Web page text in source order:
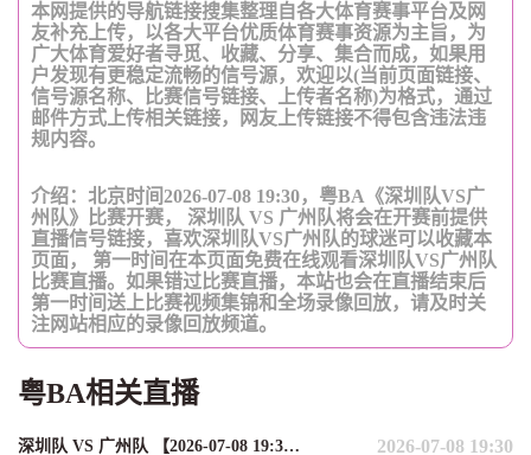
本网提供的导航链接搜集整理自各大体育赛事平台及网
友补充上传，以各大平台优质体育赛事资源为主旨，为
广大体育爱好者寻觅、收藏、分享、集合而成，如果用
户发现有更稳定流畅的信号源，欢迎以(当前页面链接、
信号源名称、比赛信号链接、上传者名称)为格式，通过
邮件方式上传相关链接，网友上传链接不得包含违法违
规内容。
介绍：北京时间2026-07-08 19:30，粤BA《深圳队VS广
州队》比赛开赛， 深圳队 VS 广州队将会在开赛前提供
直播信号链接，喜欢深圳队VS广州队的球迷可以收藏本
页面， 第一时间在本页面免费在线观看深圳队VS广州队
比赛直播。如果错过比赛直播，本站也会在直播结束后
第一时间送上比赛视频集锦和全场录像回放，请及时关
注网站相应的录像回放频道。
粤BA相关直播
深圳队 VS 广州队 【2026-07-08 19:30:00】 2026-07-08 19:30